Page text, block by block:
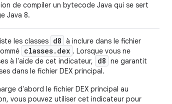
de compiler un bytecode Java qui se sert
Java 8.
les classes d8 à inclure dans le fichier
classes.dex . Lorsque vous ne
à l'aide de cet indicateur,
d8 ne garantit
dans le fichier DEX principal.
d'abord le fichier DEX principal au
vous pouvez utiliser cet indicateur pour